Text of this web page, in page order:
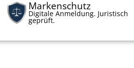
Markenschutz
Digitale Anmeldung. Juristisch
geprüft.